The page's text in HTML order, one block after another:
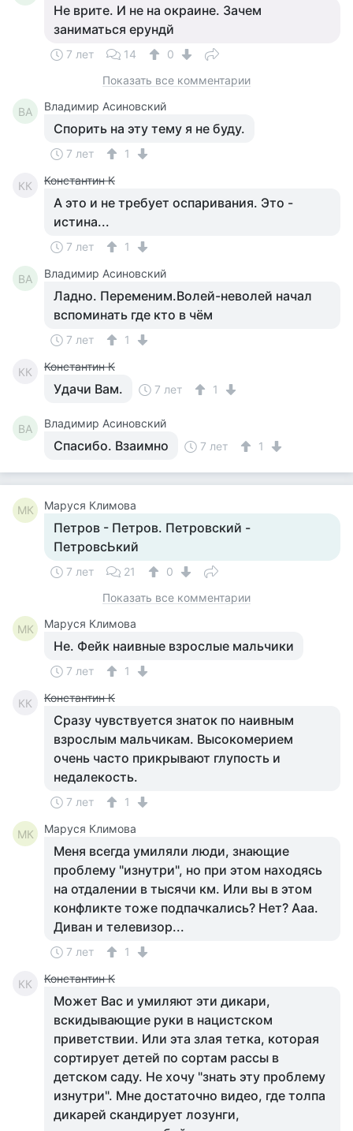
Не врите. И не на окраине. Зачем
заниматься ерундй
7 лет 14
0
Показать все комментарии
ВА Владимир Асиновский
Спорить на эту тему я не буду.
7 лет 1
КК Константин К
А это и не требует оспаривания. Это -
истина...
7 лет 1
ВА Владимир Асиновский
Ладно. Переменим.Волей-неволей начал
вспоминать где кто в чём
7 лет 1
КК Константин К
Удачи Вам. 7 лет 1
ВА Владимир Асиновский
Спасибо. Взаимно 7 лет 1
МК Маруся Климова
Петров - Петров. Петровский -
ПетровсЬкий
7 лет 21
0
Показать все комментарии
МК Маруся Климова
Не. Фейк наивные взрослые мальчики
7 лет 1
КК Константин К
Сразу чувствуется знаток по наивным
взрослым мальчикам. Высокомерием
очень часто прикрывают глупость и
недалекость.
7 лет 1
МК Маруся Климова
Меня всегда умиляли люди, знающие
проблему "изнутри", но при этом находясь
на отдалении в тысячи км. Или вы в этом
конфликте тоже подпачкались? Нет? Ааа.
Диван и телевизор...
7 лет 1
КК Константин К
Может Вас и умиляют эти дикари,
вскидывающие руки в нацистском
приветствии. Или эта злая тетка, которая
сортирует детей по сортам рассы в
детском саду. Не хочу "знать эту проблему
изнутри". Мне достаточно видео, где толпа
дикарей скандирует лозунги,